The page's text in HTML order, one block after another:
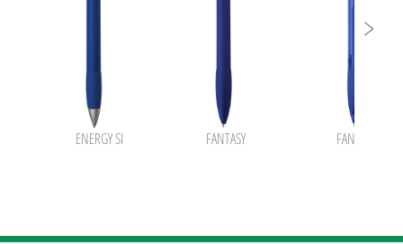
ENERGY SI FANTASY FANTASY